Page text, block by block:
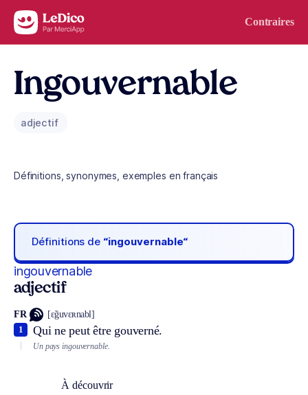
Aller au contenu Contraires
Ingouvernable
adjectif
Définitions, synonymes, exemples en français
Définitions de “ingouvernable“
ingouvernable
adjectif
FR [ɛ̃guvɛʀnabl]
Qui ne peut être gouverné.
1
Un pays ingouvernable.
À découvrir